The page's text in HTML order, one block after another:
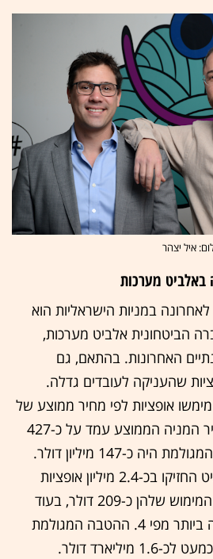
איל יצהר
מערכות
במניות הישראליות הוא
הביטחונית אלביט מערכות,
בערך פי 5 בשנתיים האחרונות. בהתאם, גם
שהעניקה לעובדים גדלה.
מימשו אופציות לפי מחיר ממוצע של
כ-158 דולר, בעוד שמחיר המניה הממוצע עמד על כ-427
דולר, כך ששווי ההטבה המגולמת היה כ-147 מיליון דולר.
בסוף השנה, עובדי אלביט החזיקו בכ-2.4 מיליון אופציות
שניתנות למימוש ומחיר המימוש שלהן כ-209 דולר, בעוד
שהיום מחיר המניה גבוה ביותר מפי 4. ההטבה המגולמת
דולר.